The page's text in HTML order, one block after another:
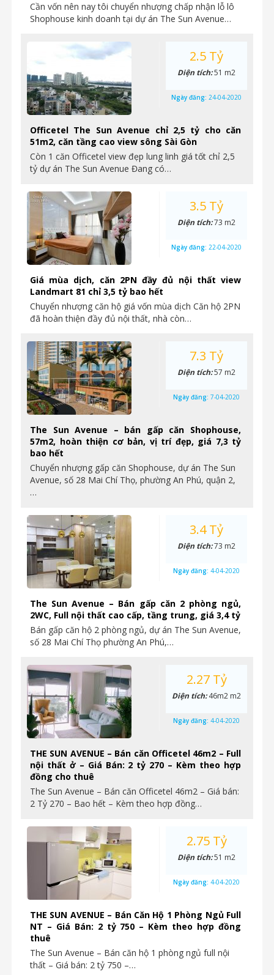
Cần vốn nên nay tôi chuyển nhượng chấp nhận lỗ lô
Shophouse kinh doanh tại dự án The Sun Avenue…
Officetel The Sun Avenue chỉ 2,5 tỷ cho căn
51m2, căn tầng cao view sông Sài Gòn
Còn 1 căn Officetel view đẹp lung linh giá tốt chỉ 2,5
tỷ dự án The Sun Avenue Đang có…
2.5 Tỷ
Diện tích:51 m2
Ngày đăng: 24-04-2020
Giá mùa dịch, căn 2PN đầy đủ nội thất view
Landmart 81 chỉ 3,5 tỷ bao hết
Chuyển nhượng căn hộ giá vốn mùa dịch Căn hộ 2PN
đã hoàn thiện đầy đủ nội thất, nhà còn…
3.5 Tỷ
Diện tích:73 m2
Ngày đăng: 22-04-2020
The Sun Avenue – bán gấp căn Shophouse,
57m2, hoàn thiện cơ bản, vị trí đẹp, giá 7,3 tỷ
bao hết
Chuyển nhượng gấp căn Shophouse, dự án The Sun
Avenue, số 28 Mai Chí Thọ, phường An Phú, quận 2,
…
7.3 Tỷ
Diện tích:57 m2
Ngày đăng: 7-04-2020
The Sun Avenue – Bán gấp căn 2 phòng ngủ,
2WC, Full nội thất cao cấp, tầng trung, giá 3,4 tỷ
Bán gấp căn hộ 2 phòng ngủ, dự án The Sun Avenue,
số 28 Mai Chí Thọ phường An Phú,…
3.4 Tỷ
Diện tích:73 m2
Ngày đăng: 4-04-2020
THE SUN AVENUE – Bán căn Officetel 46m2 – Full
nội thất ở – Giá Bán: 2 tỷ 270 – Kèm theo hợp
đồng cho thuê
The Sun Avenue – Bán căn Officetel 46m2 – Giá bán:
2 Tỷ 270 – Bao hết – Kèm theo hợp đồng…
2.27 Tỷ
Diện tích:46m2 m2
Ngày đăng: 4-04-2020
THE SUN AVENUE – Bán Căn Hộ 1 Phòng Ngủ Full
NT – Giá Bán: 2 tỷ 750 – Kèm theo hợp đồng
thuê
The Sun Avenue – Bán căn hộ 1 phòng ngủ full nội
thất – Giá bán: 2 tỷ 750 –…
2.75 Tỷ
Diện tích:51 m2
Ngày đăng: 4-04-2020